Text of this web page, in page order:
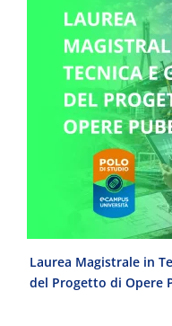
Laurea Magistrale in
del Progetto di Opere